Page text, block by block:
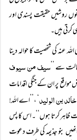
روشیں حقیقت پسندی اور
کرتی ہیں۔
عنہ کی شخصیت کا حوالہ دینا
سے ’’ سیف من سیوف
مواقع پر ان کے جنگی اقدامات
بن الولید‘ ،’’اے اللہ!
ظاہر کرتا ہوں‘‘۔ اس کا پس
انھیں بنو جذیمہ کی طرف دعوت